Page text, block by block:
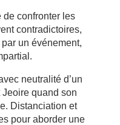
de confronter les
contradictoires,
un événement,
neutralité d’un
quand son
Distanciation et
pour aborder une